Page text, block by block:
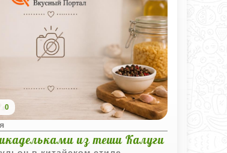
0
из теши Калуги